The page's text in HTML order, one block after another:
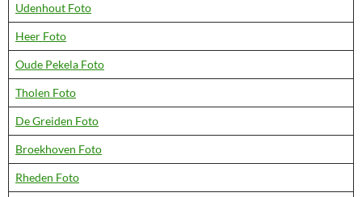
Udenhout Foto
Heer Foto
Oude Pekela Foto
Tholen Foto
De Greiden Foto
Broekhoven Foto
Rheden Foto